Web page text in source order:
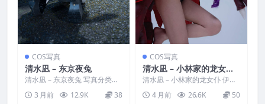
COS写真
清水凪 – 东京夜兔
清水凪 – 东京夜兔 写真分类：
唯美，参与模特：清水凪 [资源
大小]：[35P／...
3 月前 12.9K 38
COS写真
清水凪 – 小林家的龙女仆
伊露露
清水凪 – 小林家的龙女仆 伊露
露 写真分类：唯美，参与模
特：清水凪 [资源大小...
4 月前 26.6K 50